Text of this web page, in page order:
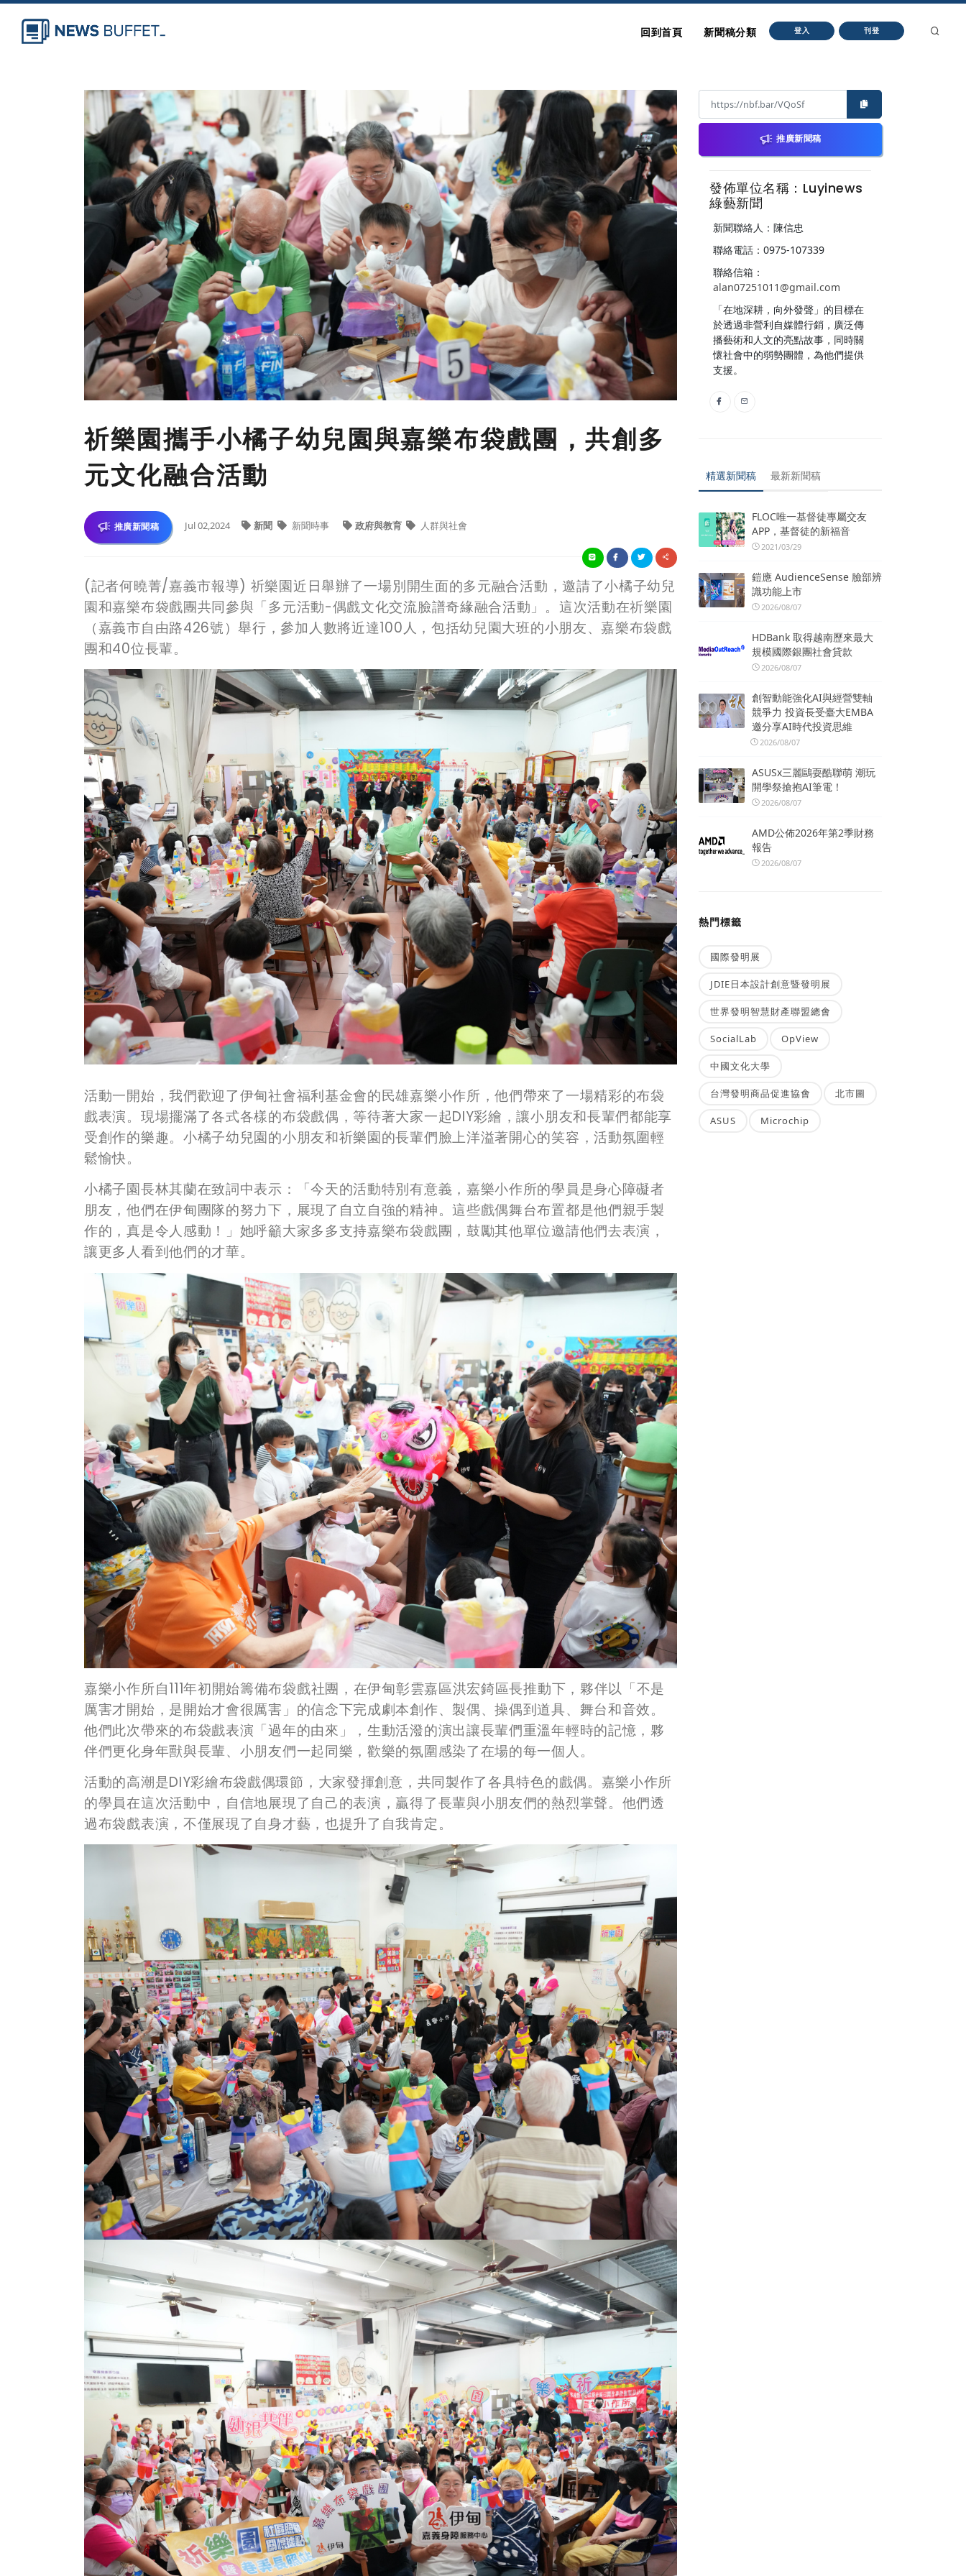
回到首頁 新聞稿分類 登入 刊登
祈樂園攜手小橘子幼兒園與嘉樂布袋戲團，共創多
元文化融合活動
推廣新聞稿 Jul 02,2024 新聞 新聞時事 政府與教育 人群與社會
(記者何曉菁/嘉義市報導) 祈樂園近日舉辦了一場別開生面的多元融合活動，邀請了小橘子幼兒
園和嘉樂布袋戲團共同參與「多元活動-偶戲文化交流臉譜奇緣融合活動」。這次活動在祈樂園
（嘉義市自由路426號）舉行，參加人數將近達100人，包括幼兒園大班的小朋友、嘉樂布袋戲
團和40位長輩。
活動一開始，我們歡迎了伊甸社會福利基金會的民雄嘉樂小作所，他們帶來了一場精彩的布袋
戲表演。現場擺滿了各式各樣的布袋戲偶，等待著大家一起DIY彩繪，讓小朋友和長輩們都能享
受創作的樂趣。小橘子幼兒園的小朋友和祈樂園的長輩們臉上洋溢著開心的笑容，活動氛圍輕
鬆愉快。
小橘子園長林其蘭在致詞中表示：「今天的活動特別有意義，嘉樂小作所的學員是身心障礙者
朋友，他們在伊甸團隊的努力下，展現了自立自強的精神。這些戲偶舞台布置都是他們親手製
作的，真是令人感動！」她呼籲大家多多支持嘉樂布袋戲團，鼓勵其他單位邀請他們去表演，
讓更多人看到他們的才華。
嘉樂小作所自111年初開始籌備布袋戲社團，在伊甸彰雲嘉區洪宏錡區長推動下，夥伴以「不是
厲害才開始，是開始才會很厲害」的信念下完成劇本創作、製偶、操偶到道具、舞台和音效。
他們此次帶來的布袋戲表演「過年的由來」，生動活潑的演出讓長輩們重溫年輕時的記憶，夥
伴們更化身年獸與長輩、小朋友們一起同樂，歡樂的氛圍感染了在場的每一個人。
活動的高潮是DIY彩繪布袋戲偶環節，大家發揮創意，共同製作了各具特色的戲偶。嘉樂小作所
的學員在這次活動中，自信地展現了自己的表演，贏得了長輩與小朋友們的熱烈掌聲。他們透
過布袋戲表演，不僅展現了自身才藝，也提升了自我肯定。
推廣新聞稿
發佈單位名稱：Luyinews
綠藝新聞
新聞聯絡人：陳信忠
聯絡電話：0975-107339
聯絡信箱：
alan07251011@gmail.com
「在地深耕，向外發聲」的目標在
於透過非營利自媒體行銷，廣泛傳
播藝術和人文的亮點故事，同時關
懷社會中的弱勢團體，為他們提供
支援。
精選新聞稿 最新新聞稿
FLOC唯一基督徒專屬交友
APP，基督徒的新福音
2021/03/29
鎧應 AudienceSense 臉部辨
識功能上市
2026/08/07
HDBank 取得越南歷來最大
規模國際銀團社會貸款
2026/08/07
創智動能強化AI與經營雙軸
競爭力 投資長受臺大EMBA
邀分享AI時代投資思維
2026/08/07
ASUSx三麗鷗耍酷聯萌 潮玩
開學祭搶抱AI筆電！
2026/08/07
AMD公佈2026年第2季財務
報告
2026/08/07
熱門標籤
國際發明展
JDIE日本設計創意暨發明展
世界發明智慧財產聯盟總會
SocialLab OpView
中國文化大學
台灣發明商品促進協會 北市圖
ASUS Microchip